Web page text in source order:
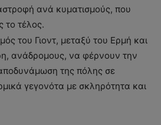
ανά κυματισμούς, που
το τέλος.
του Γιοντ, μεταξύ του Ερμή και
ανάδρομους, να φέρνουν την
της πόλης σε
γεγονότα με σκληρότητα και